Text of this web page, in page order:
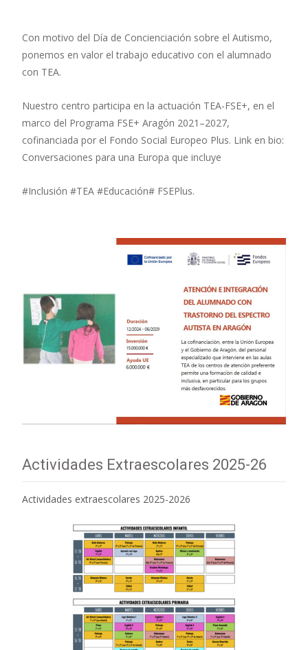
Con motivo del Día de Concienciación sobre el Autismo,
ponemos en valor el trabajo educativo con el alumnado
con TEA.
Nuestro centro participa en la actuación TEA-FSE+, en el
marco del Programa FSE+ Aragón 2021–2027,
cofinanciada por el Fondo Social Europeo Plus. Link en bio:
Conversaciones para una Europa que incluye
#Inclusión #TEA #Educación# FSEPlus.
Actividades Extraescolares 2025-26
Actividades extraescolares 2025-2026